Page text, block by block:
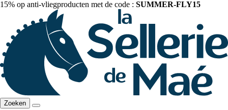
15% op anti-vliegproducten met de code : SUMMER-FLY15
Zoeken